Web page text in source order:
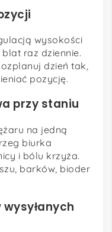
wysokości
raz dziennie.
dzień tak,
pozycję.
przy staniu
na jedną
biurka
i bólu krzyża.
barków, bioder